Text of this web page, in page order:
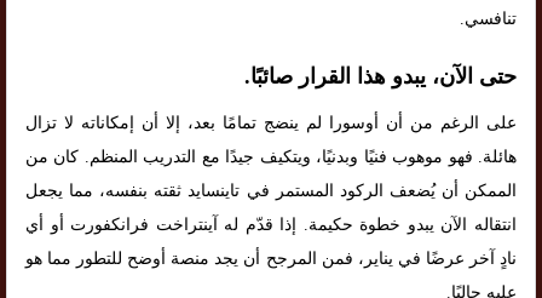
تنافسي.
حتى الآن، يبدو هذا القرار صائبًا.
على الرغم من أن أوسورا لم ينضج تمامًا بعد، إلا أن إمكاناته لا تزال
هائلة. فهو موهوب فنيًا وبدنيًا، ويتكيف جيدًا مع التدريب المنظم. كان من
الممكن أن يُضعف الركود المستمر في تاينسايد ثقته بنفسه، مما يجعل
انتقاله الآن يبدو خطوة حكيمة. إذا قدّم له آينتراخت فرانكفورت أو أي
نادٍ آخر عرضًا في يناير، فمن المرجح أن يجد منصة أوضح للتطور مما هو
عليه حاليًا.